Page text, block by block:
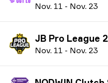
Nov. 11 - Nov. 23
JB Pro League
Nov. 11 - Nov. 23